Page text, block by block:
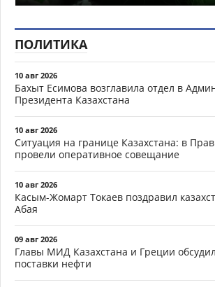
ПОЛИТИКА
10 авг 2026
Бахыт Есимова возглавила отдел в
Президента Казахстана
10 авг 2026
Ситуация на границе Казахстана: в
провели оперативное совещание
10 авг 2026
Касым-Жомарт Токаев поздравил
Абая
09 авг 2026
Главы МИД Казахстана и Греции
поставки нефти